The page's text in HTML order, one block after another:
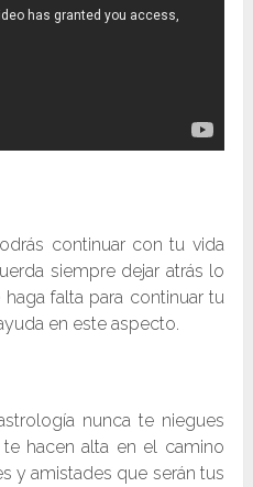
continuar con tu vida
siempre dejar atrás lo
falta para continuar tu
en este aspecto.
nunca te niegues
hacen alta en el camino
y amistades que serán tus